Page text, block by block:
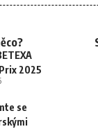
2025
se